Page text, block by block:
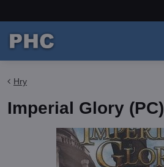
Hry
Imperial Glory (PC)